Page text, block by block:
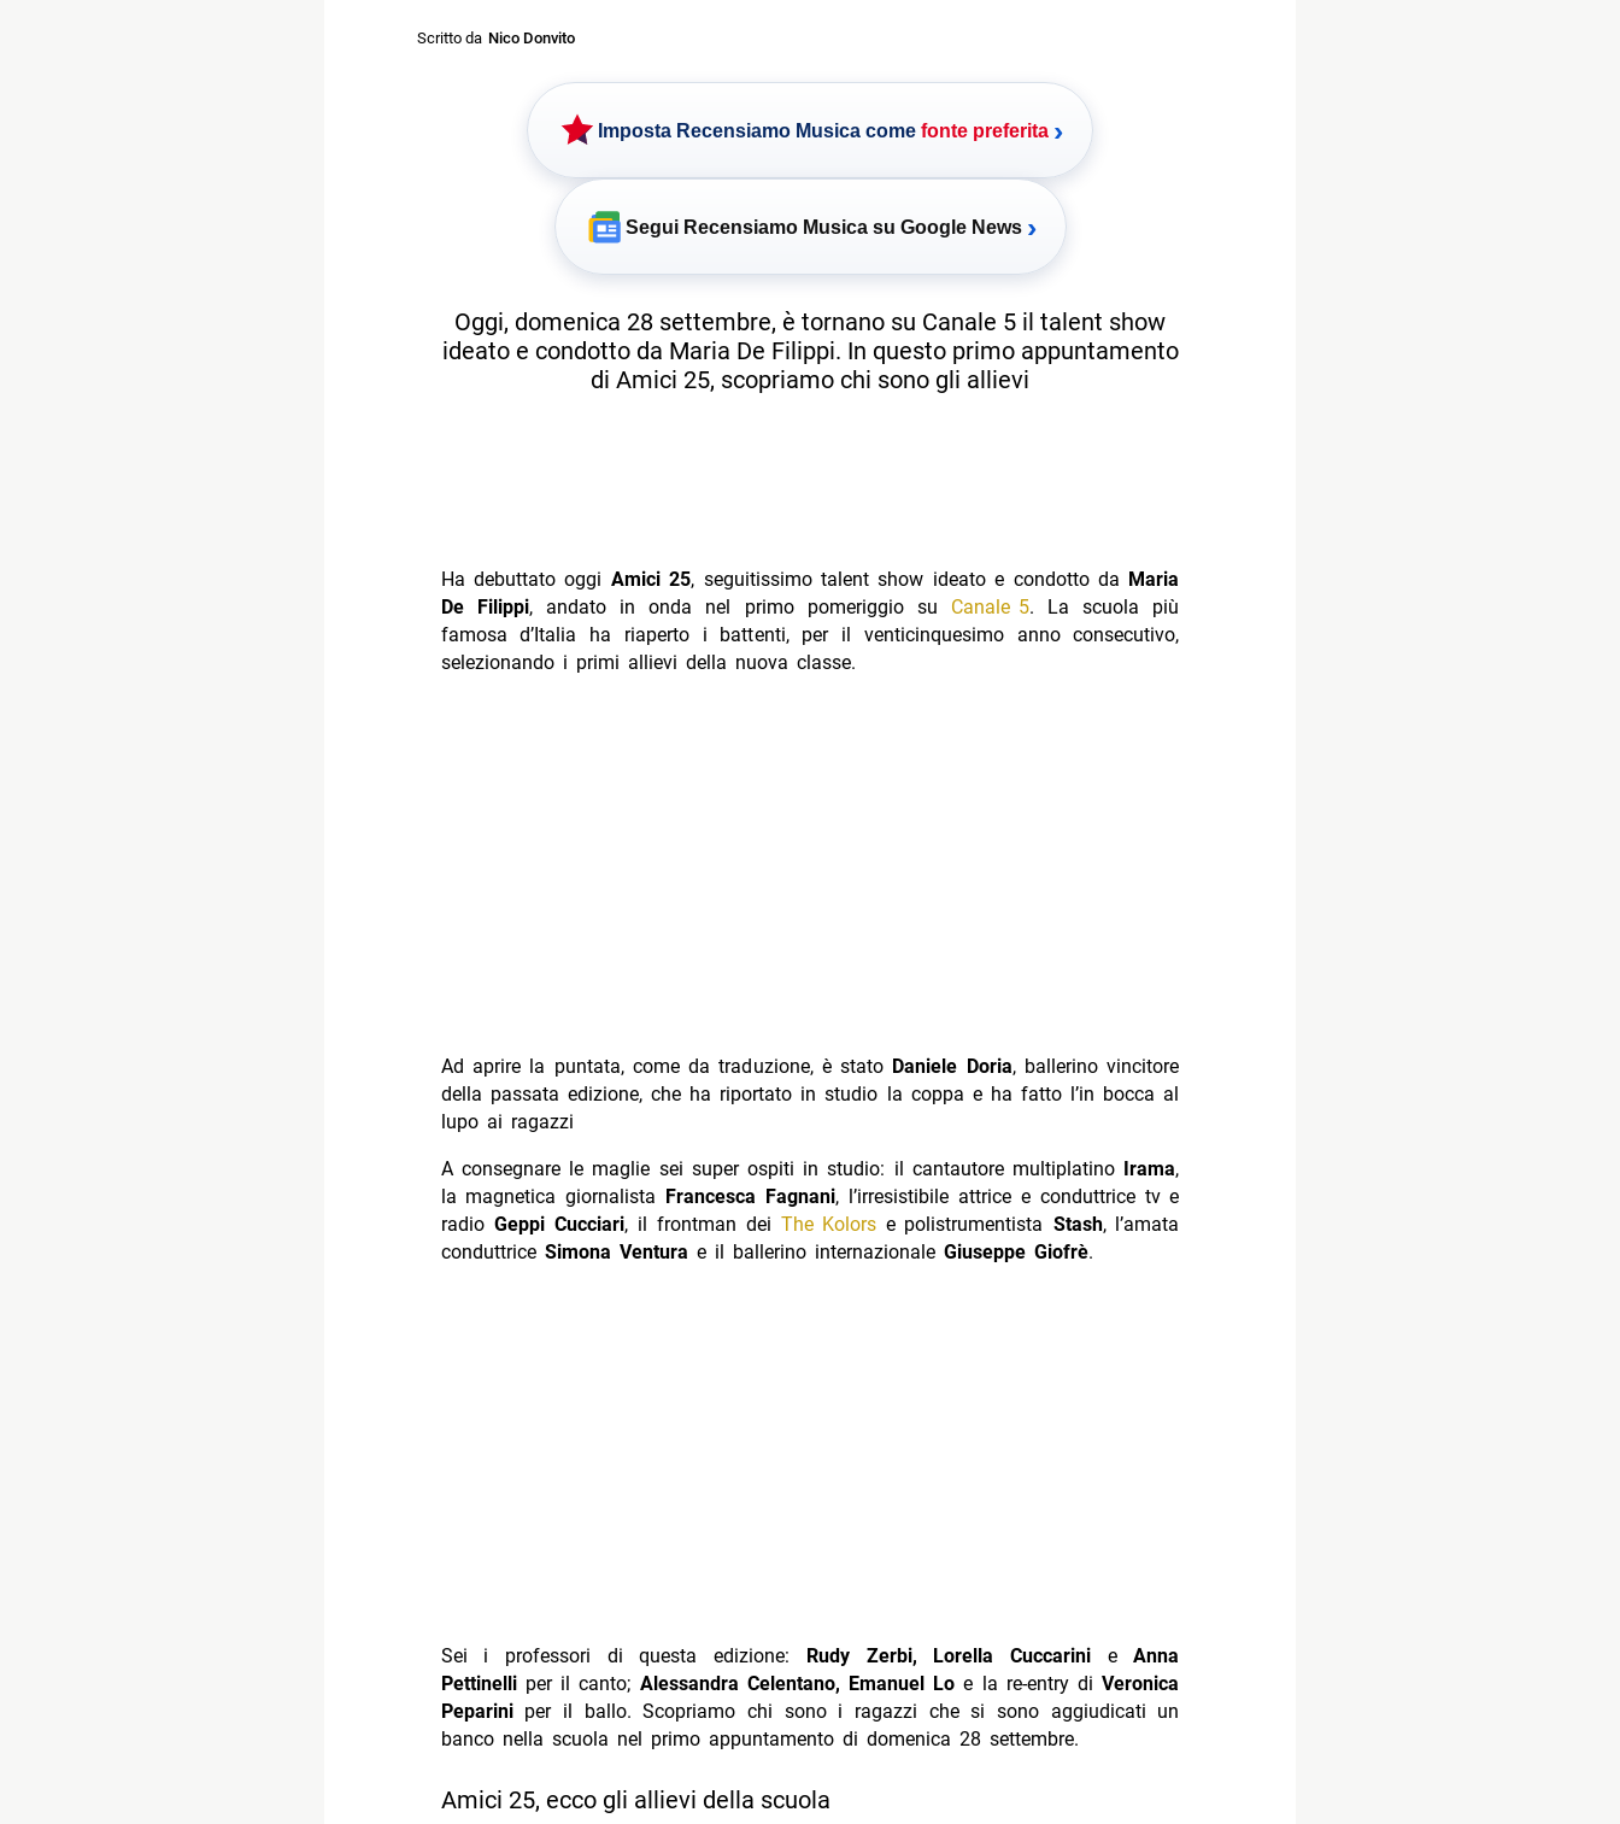
Scritto da Nico Donvito
Imposta Recensiamo Musica come fonte preferita ›
Segui Recensiamo Musica su Google News ›
Oggi, domenica 28 settembre, è tornano su Canale 5 il talent show
ideato e condotto da Maria De Filippi. In questo primo appuntamento
di Amici 25, scopriamo chi sono gli allievi
Ha debuttato oggi Amici 25, seguitissimo talent show ideato e condotto da Maria
De Filippi, andato in onda nel primo pomeriggio su Canale 5. La scuola più
famosa d’Italia ha riaperto i battenti, per il venticinquesimo anno consecutivo,
selezionando i primi allievi della nuova classe.
Ad aprire la puntata, come da traduzione, è stato Daniele Doria, ballerino vincitore
della passata edizione, che ha riportato in studio la coppa e ha fatto l’in bocca al
lupo ai ragazzi
A consegnare le maglie sei super ospiti in studio: il cantautore multiplatino Irama,
la magnetica giornalista
Francesca Fagnani, l’irresistibile attrice e conduttrice tv e
radio Geppi Cucciari, il frontman dei The Kolorse polistrumentista Stash, l’amata
conduttrice Simona Ventura e il ballerino internazionale Giuseppe Giofrè.
Sei i professori di questa edizione: Rudy Zerbi, Lorella Cuccarini eAnna
Pettinelliper il canto; Alessandra Celentano, Emanuel Lo e la re-entry diVeronica
Pepariniper il ballo. Scopriamo chi sono i ragazzi che si sono aggiudicati un
banco nella scuola nel primo appuntamento di domenica 28 settembre.
Amici 25, ecco gli allievi della scuola